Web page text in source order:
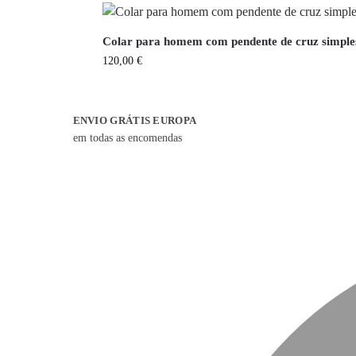
Colar para homem com pendente de cruz
120,00 €
ENVIO GRÁTIS EUROPA
em todas as encomendas